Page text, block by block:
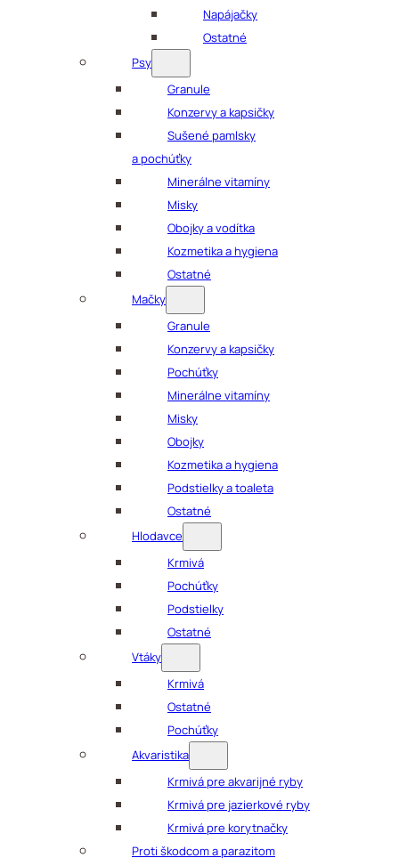
Napájačky
Ostatné
Psy
Granule
Konzervy a kapsičky
Sušené pamlsky
a pochúťky
Minerálne vitamíny
Misky
Obojky a vodítka
Kozmetika a hygiena
Ostatné
Mačky
Granule
Konzervy a kapsičky
Pochúťky
Minerálne vitamíny
Misky
Obojky
Kozmetika a hygiena
Podstielky a toaleta
Ostatné
Hlodavce
Krmivá
Pochúťky
Podstielky
Ostatné
Vtáky
Krmivá
Ostatné
Pochúťky
Akvaristika
Krmivá pre akvarijné ryby
Krmivá pre jazierkové ryby
Krmivá pre korytnačky
Proti škodcom a parazitom